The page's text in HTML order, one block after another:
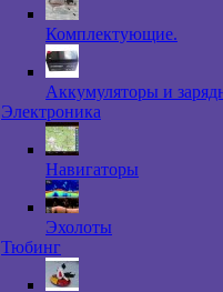
Комплектующие.
Аккумуляторы и
Электроника
Навигаторы
Эхолоты
Тюбинг